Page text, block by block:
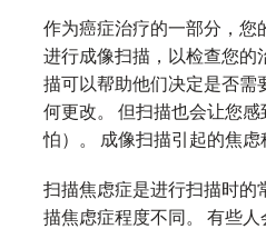
作为癌症治疗的一部分，您
进行成像扫描，以检查您的
描可以帮助他们决定是否需
何更改。 但扫描也会让您
怕）。 成像扫描引起的焦虑
扫描焦虑症是进行扫描时的
描焦虑症程度不同。 有些